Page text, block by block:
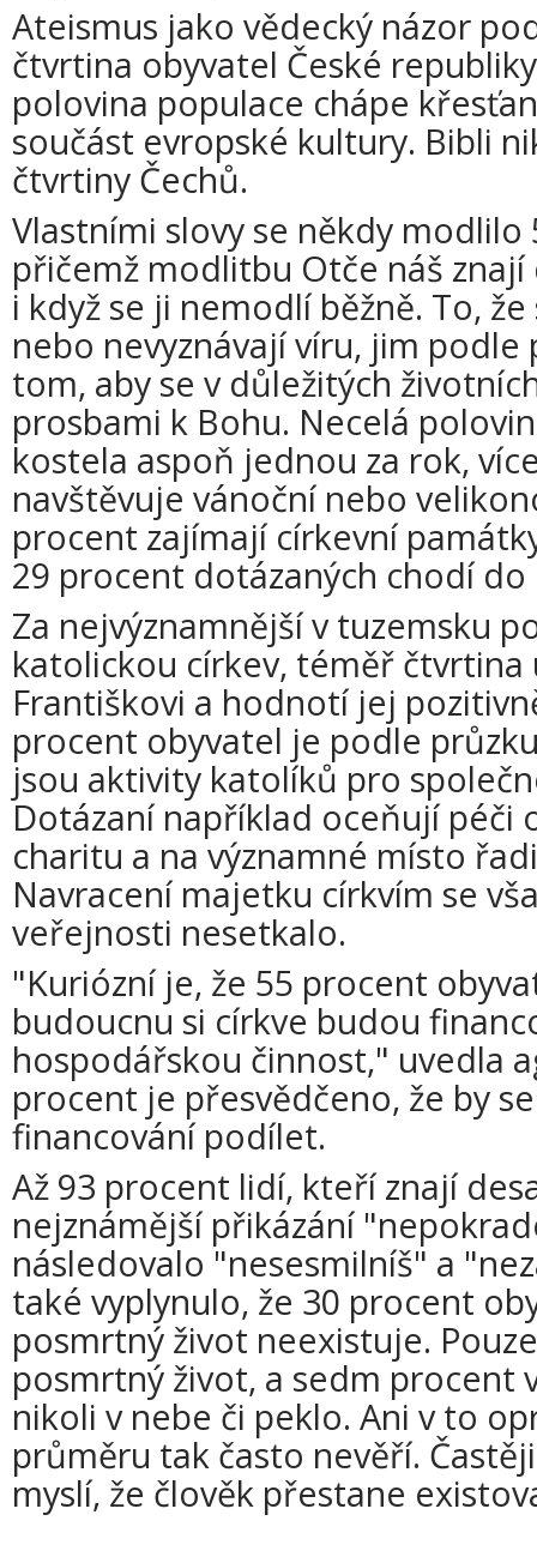
Ateismus jako vědecký názor
čtvrtina obyvatel České
polovina populace chápe
součást evropské kultury. Bibli
čtvrtiny Čechů.
Vlastními slovy se někdy
přičemž modlitbu Otče náš
i když se ji nemodlí běžně. To,
nebo nevyznávají víru, jim
tom, aby se v důležitých
prosbami k Bohu. Necelá
kostela aspoň jednou za rok,
navštěvuje vánoční nebo
procent zajímají církevní
29 procent dotázaných chodí
Za nejvýznamnější v tuzemsku
katolickou církev, téměř čtvrtina
Františkovi a hodnotí jej
procent obyvatel je podle
jsou aktivity katolíků pro
Dotázaní například oceňují péči
charitu a na významné místo
Navracení majetku církvím se
veřejnosti nesetkalo.
"Kuriózní je, že 55 procent
budoucnu si církve budou
hospodářskou činnost," uvedla
procent je přesvědčeno, že by
financování podílet.
Až 93 procent lidí, kteří znají
nejznámější přikázání
následovalo "nesesmilníš" a
také vyplynulo, že 30 procent
posmrtný život neexistuje.
posmrtný život, a sedm procent
nikoli v nebe či peklo. Ani v to
průměru tak často nevěří.
myslí, že člověk přestane